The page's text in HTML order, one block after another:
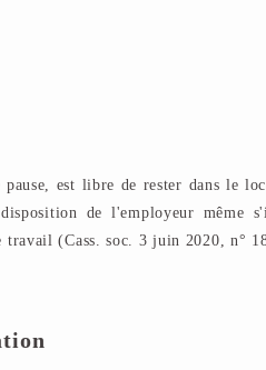
pause, est libre de rester dans le
de l'employeur même
travail (Cass. soc. 3 juin 2020, n°